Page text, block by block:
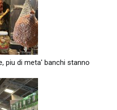
piu di meta' banchi stanno